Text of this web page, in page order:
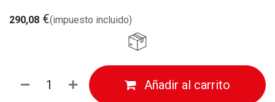
290,08 €(impuesto incluido)
Añadir al carrito